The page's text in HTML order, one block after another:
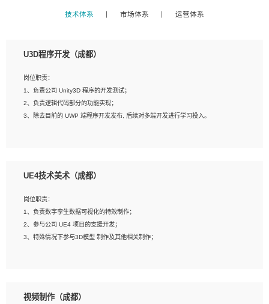
技术体系 市场体系 运营体系
U3D程序开发（成都）
岗位职责：
1、负责公司 Unity3D 程序的开发测试；
2、负责逻辑代码部分的功能实现；
3、除去目前的 UWP 端程序开发发布, 后续对多端开发进行学习投入。
2、熟练掌握 Unity3D 程序开发，精通 C# 语言开发；
4、有良好的沟通能力和团队合作意识；
5、开发过 HoloLens 程序者优先。
UE4技术美术（成都）
岗位职责：
1、负责数字孪生数据可视化的特效制作；
2、参与公司 UE4 项目的支援开发；
3、特殊情况下参与3D模型 制作及其他相关制作；
上；
视频制作（成都）